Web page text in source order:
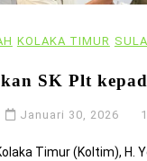
KOLAKA TIMUR
SK Plt
Januari 30, 2026
Timur (Koltim), H.